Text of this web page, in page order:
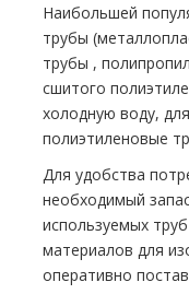
Наибольшей
тpубы
тpубы ,
сшитого
холодную воду,
полиэтиленовые
Для удобства
необходимый
используемых
материалов для
оперативно